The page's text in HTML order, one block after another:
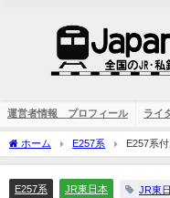
運営者情報 プロフィール ライ
ホーム E257系 E257系
E257系 JR東日本 JR東